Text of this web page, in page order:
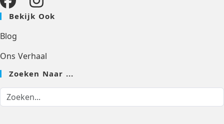
Bekijk Ook
Blog
Ons Verhaal
Zoeken Naar ...